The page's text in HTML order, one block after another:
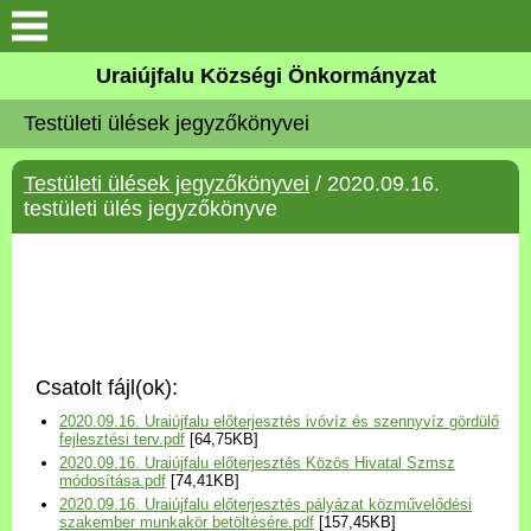
Köszöntő
Elérhetőségek
Uraiújfalu
Választási információk
Versenyképes Járások
Program
Uraiújfalu Községi Önkormányzat
Testületi ülések jegyzőkönyvei
Testületi ülések jegyzőkönyvei / 2020.09.16.
testületi ülés jegyzőkönyve
Csatolt fájl(ok):
2020.09.16. Uraiújfalu előterjesztés ivóvíz és szennyvíz gördülő
fejlesztési terv.pdf [64,75KB]
2020.09.16. Uraiújfalu előterjesztés Közös Hivatal Szmsz
módosítása.pdf [74,41KB]
2020.09.16. Uraiújfalu előterjesztés pályázat közművelődési
szakember munkakör betöltésére.pdf [157,45KB]